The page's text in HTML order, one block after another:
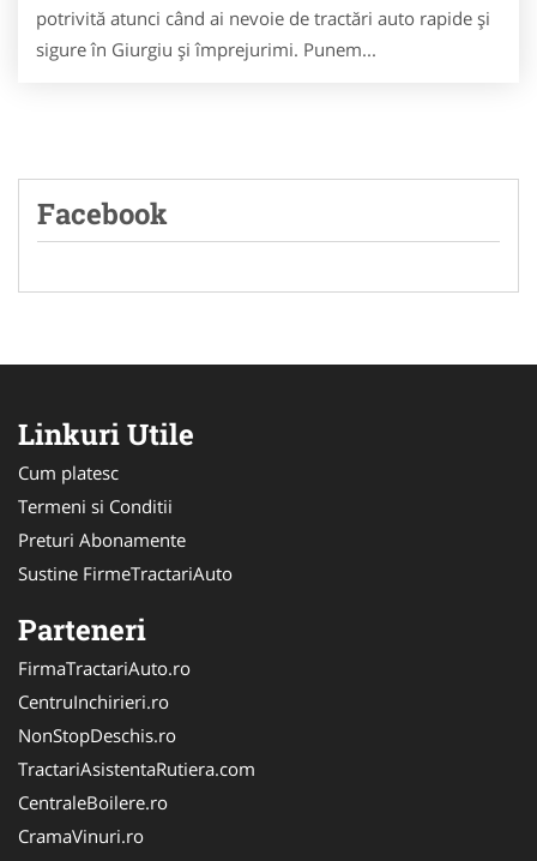
potrivită atunci când ai nevoie de tractări auto rapide și
sigure în Giurgiu și împrejurimi. Punem...
Facebook
Linkuri Utile
Cum platesc
Termeni si Conditii
Preturi Abonamente
Sustine FirmeTractariAuto
Parteneri
FirmaTractariAuto.ro
CentruInchirieri.ro
NonStopDeschis.ro
TractariAsistentaRutiera.com
CentraleBoilere.ro
CramaVinuri.ro